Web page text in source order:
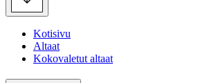
Kotisivu
Altaat
Kokovaletut altaat